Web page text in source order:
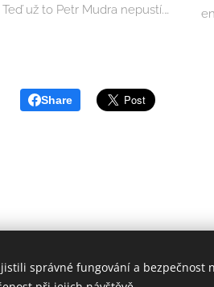
už to Petr Mudra nepustí.
Share
© 2025
správné fungování a bezpečnost